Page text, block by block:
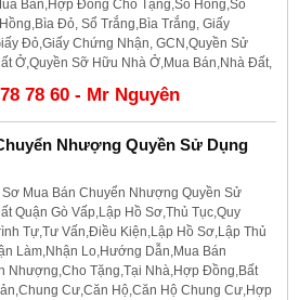
Bán,Hợp Đồng Cho Tặng,Sổ Hồng,Sổ
Đỏ, Sổ Trắng,Bìa Trắng, Giấy
Đỏ,Giấy Chứng Nhận, GCN,Quyền Sử
Ở,Quyền Sỡ Hữu Nhà Ở,Mua Bán,Nhà Đất,
78 60 - Mr Nguyên
Nhượng Quyền Sử Dụng
Sơ Mua Bán Chuyển Nhượng Quyền Sử
Quận Gò Vấp,Lập Hồ Sơ,Thủ Tục,Quy
Tự,Tư Vấn,Điều Kiện,Lập Hồ Sơ,Lập Thủ
Làm,Nhận Lo,Hướng Dẫn,Mua Bán
Nhượng,Cho Tặng,Tại Nhà,Hợp Đồng,Bất
Cư,Căn Hộ,Căn Hộ Chung Cư,Hợp